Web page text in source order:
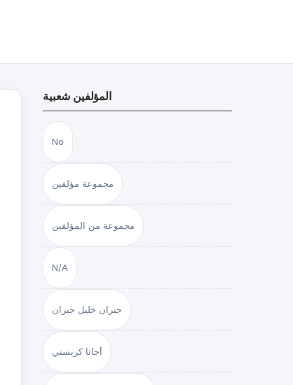
المؤلفين شعبية
No
مجموعة مؤلفين
مجموعة من المؤلفين
N/A
جبران خليل جبران
أجاثا كريستي